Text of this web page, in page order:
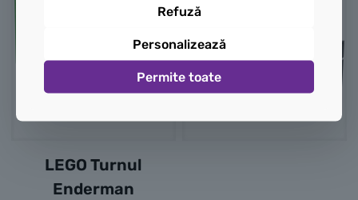
LEGO Turnul
Enderman
Refuză
Personalizează
Permite toate